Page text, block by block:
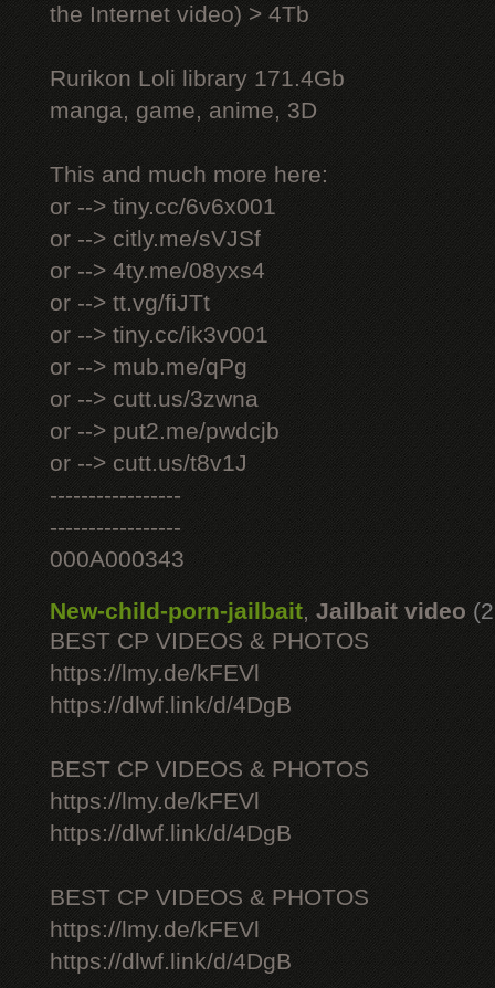
the Internet video) > 4Tb
Rurikon Lоli library 171.4Gb
manga, game, anime, 3D
This and much more here:
or --> tiny.cc/6v6x001
or --> citly.me/sVJSf
or --> 4ty.me/08yxs4
or --> tt.vg/fiJTt
or --> tiny.cc/ik3v001
or --> mub.me/qPg
or --> cutt.us/3zwna
or --> put2.me/pwdcjb
or --> cutt.us/t8v1J
-----------------
-----------------
000A000343
New-child-porn-jailbait, Jailbait video
BEST CP VIDEOS & PHOTOS
https://lmy.de/kFEVl
https://dlwf.link/d/4DgB
BEST CP VIDEOS & PHOTOS
https://lmy.de/kFEVl
https://dlwf.link/d/4DgB
BEST CP VIDEOS & PHOTOS
https://lmy.de/kFEVl
https://dlwf.link/d/4DgB